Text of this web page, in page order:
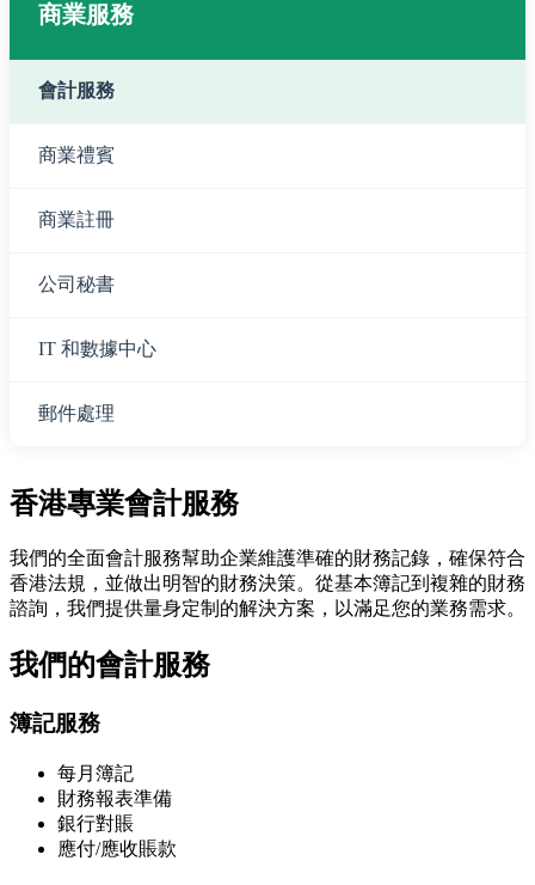
商業服務
會計服務
商業禮賓
商業註冊
公司秘書
IT 和數據中心
郵件處理
香港專業會計服務
我們的全面會計服務幫助企業維護準確的財務記錄，確保符合
香港法規，並做出明智的財務決策。從基本簿記到複雜的財務
諮詢，我們提供量身定制的解決方案，以滿足您的業務需求。
我們的會計服務
簿記服務
每月簿記
財務報表準備
銀行對賬
應付/應收賬款